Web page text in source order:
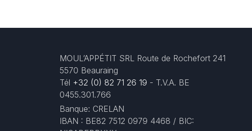
MOUL’APPÉTIT SRL Route de Rochefort 241
5570 Beauraing
Tél +32 (0) 82 71 26 19 - T.V.A. BE
0455.301.766
Banque: CRELAN
IBAN : BE82 7512 0979 4468 / BIC: